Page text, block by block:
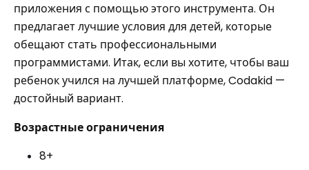
приложения с помощью этого инструмента. Он
предлагает лучшие условия для детей, которые
обещают стать профессиональными
программистами. Итак, если вы хотите, чтобы ваш
ребенок учился на лучшей платформе, Codakid —
достойный вариант.
Возрастные ограничения
8+